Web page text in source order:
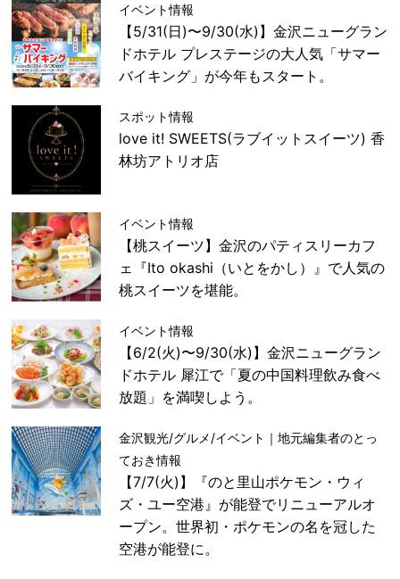
イベント情報
【5/31(日)〜9/30(水)】金沢ニューグラン
ドホテル プレステージの大人気「サマー
バイキング」が今年もスタート。
スポット情報
love it! SWEETS(ラブイットスイーツ) 香
林坊アトリオ店
イベント情報
【桃スイーツ】金沢のパティスリーカフ
ェ『Ito okashi（いとをかし）』で人気の
桃スイーツを堪能。
イベント情報
【6/2(火)〜9/30(水)】金沢ニューグラン
ドホテル 犀江で「夏の中国料理飲み食べ
放題」を満喫しよう。
金沢観光/グルメ/イベント｜地元編集者のとっ
ておき情報
【7/7(火)】『のと里山ポケモン・ウィ
ズ・ユー空港』が能登でリニューアルオ
ープン。世界初・ポケモンの名を冠した
空港が能登に。